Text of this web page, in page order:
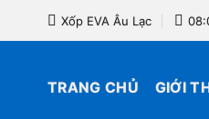
qua
Xốp EVA Âu Lạc
TRANG CHỦ GIỚI